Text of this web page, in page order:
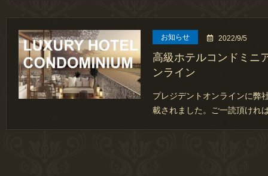
お知らせ 2022/9/5
高級ホテルコンドミニ
ンライン
プレジデントオンラインに弊
載されました。ご一読頂けれ